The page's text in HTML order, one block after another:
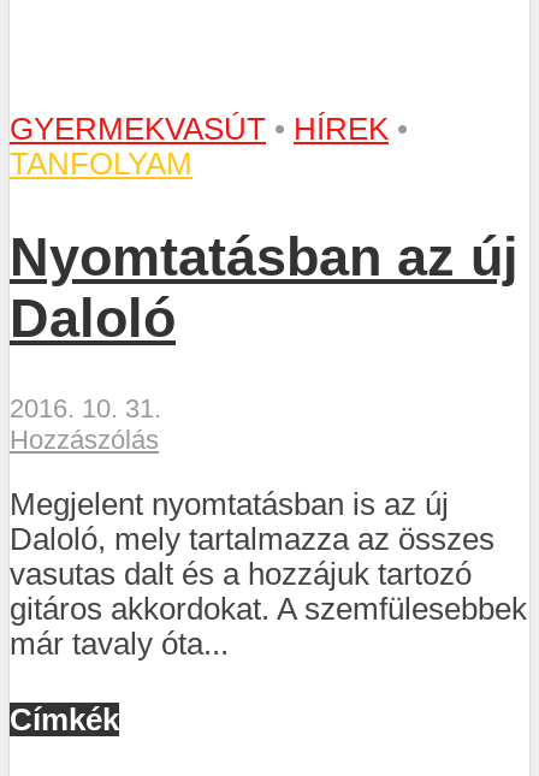
GYERMEKVASÚT • HÍREK •
TANFOLYAM
Nyomtatásban az új
Daloló
2016. 10. 31.
Hozzászólás
Megjelent nyomtatásban is az új
Daloló, mely tartalmazza az összes
vasutas dalt és a hozzájuk tartozó
gitáros akkordokat. A szemfülesebbek
már tavaly óta...
Címkék